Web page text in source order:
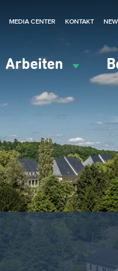
Arbeiten
MEDIA CENTER KONTAKT